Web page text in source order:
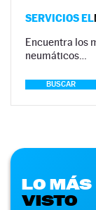
SERVICIOS EL
Encuentra los
neumáticos…
BUSCAR
LO MÁS
VISTO